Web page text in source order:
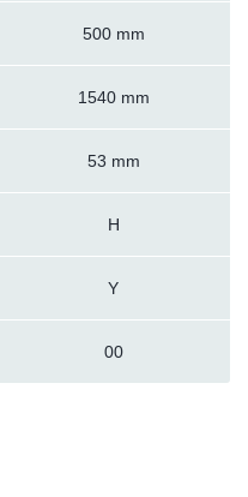
500 mm
1540 mm
53 mm
H
Y
00